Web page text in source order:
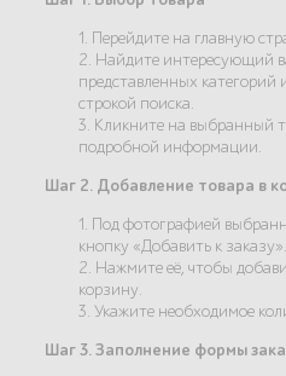
1. Перейдите на главную
2. Найдите интересующий
представленных категорий
строкой поиска.
3. Кликните на выбранный
подробной информации.
Шаг 2. Добавление товара в
1. Под фотографией
кнопку «Добавить к заказу».
2. Нажмите её, чтобы
корзину.
3. Укажите необходимое
Шаг 3. Заполнение формы